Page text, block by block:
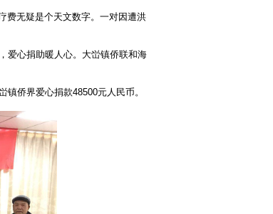
费无疑是个天文数字。一对因遭洪
爱心捐助暖人心。大峃镇侨联和海
侨界爱心捐款48500元人民币。